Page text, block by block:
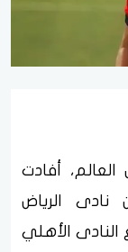
أفادت
نادى الرياض
الأهلي